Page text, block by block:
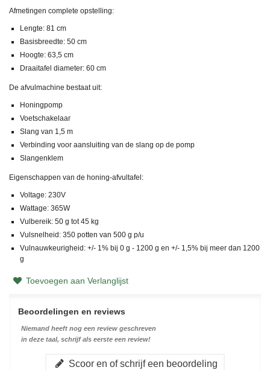
Afmetingen complete opstelling:
Lengte: 81 cm
Basisbreedte: 50 cm
Hoogte: 63,5 cm
Draaitafel diameter: 60 cm
De afvulmachine bestaat uit:
Honingpomp
Voetschakelaar
Slang van 1,5 m
Verbinding voor aansluiting van de slang op de pomp
Slangenklem
Eigenschappen van de honing-afvultafel:
Voltage: 230V
Wattage: 365W
Vulbereik: 50 g tot 45 kg
Vulsnelheid: 350 potten van 500 g p/u
Vulnauwkeurigheid: +/- 1% bij 0 g - 1200 g en +/- 1,5% bij meer dan 1200
g
Toevoegen aan Verlanglijst
Beoordelingen en reviews
Niemand heeft nog een review geschreven
in deze taal, schrijf als eerste een review!
Scoor en of schrijf een beoordeling